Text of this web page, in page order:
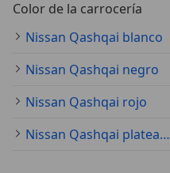
Color de la carrocería
Nissan Qashqai blanco
Nissan Qashqai negro
Nissan Qashqai rojo
Nissan Qashqai plateado